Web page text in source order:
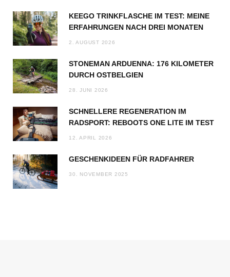
KEEGO TRINKFLASCHE IM TEST: MEINE
ERFAHRUNGEN NACH DREI MONATEN
2. AUGUST 2026
STONEMAN ARDUENNA: 176 KILOMETER
DURCH OSTBELGIEN
28. JUNI 2026
SCHNELLERE REGENERATION IM
RADSPORT: REBOOTS ONE LITE IM TEST
12. APRIL 2026
GESCHENKIDEEN FÜR RADFAHRER
30. NOVEMBER 2025